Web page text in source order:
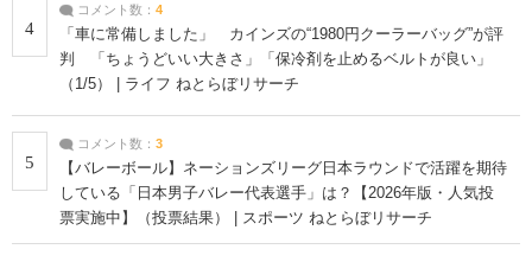
4
コメント数： 4
「車に常備しました」 カインズの“1980円クーラーバッグ”が評
判 「ちょうどいい大きさ」「保冷剤を止めるベルトが良い」
（1/5） | ライフ ねとらぼリサーチ
5
コメント数： 3
【バレーボール】ネーションズリーグ日本ラウンドで活躍を期待
している「日本男子バレー代表選手」は？【2026年版・人気投
票実施中】（投票結果） | スポーツ ねとらぼリサーチ